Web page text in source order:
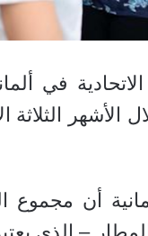
أن مجموع